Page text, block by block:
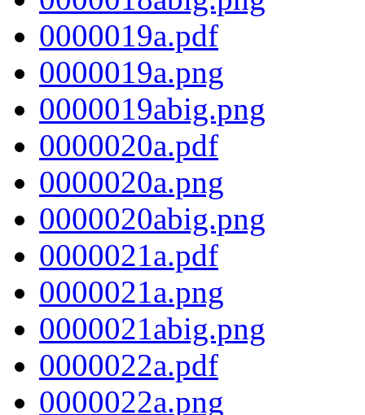
0000019a.pdf
0000019a.png
0000019abig.png
0000020a.pdf
0000020a.png
0000020abig.png
0000021a.pdf
0000021a.png
0000021abig.png
0000022a.pdf
0000022a.png